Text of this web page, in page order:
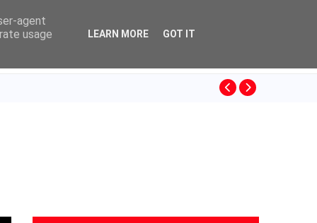
agent
usage
LEARN MORE GOT IT